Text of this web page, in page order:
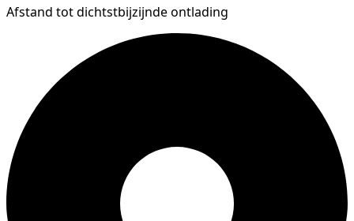
Afstand tot dichtstbijzijnde ontlading